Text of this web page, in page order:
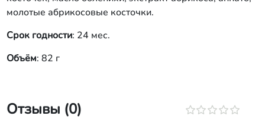
молотые абрикосовые косточки.
Срок годности: 24 мес.
Объём: 82 г
Отзывы (0)